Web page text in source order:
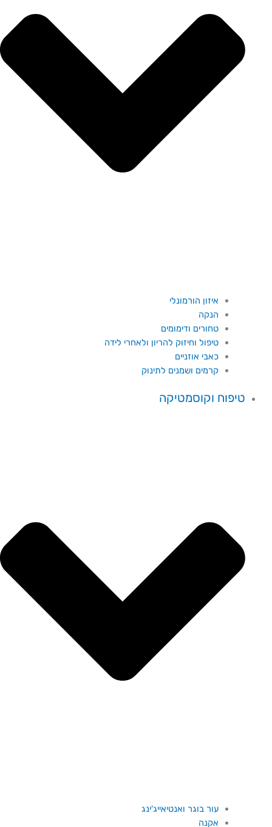
איזון הורמונלי
הנקה
טחורים ודימומים
טיפול וחיזוק להריון ולאחרי לידה
כאבי אוזניים
קרמים ושמנים לתינוק
טיפוח וקוסמטיקה
עור בוגר ואנטיאייג'ינג
אקנה